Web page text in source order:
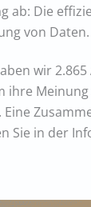
ab: Die
von Daten.
wir
ihre
Sie in der